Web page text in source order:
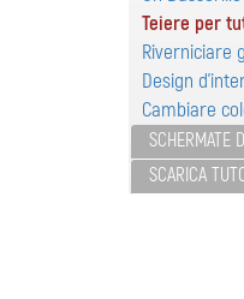
Teiere per
Riverniciare
Design
Cambiare
SCHERMATE
SCARICA